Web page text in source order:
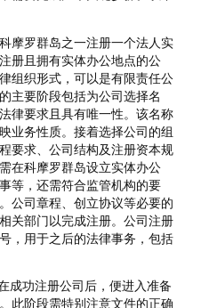
摩罗群岛之一注册一个法人实
册且拥有实体办公地点的公
组织形式，可以是有限责任公
主要阶段包括为公司选择名
律要求且具有唯一性。该名称
业务性质。接着选择公司的组
要求、公司结构及注册资本规
在科摩罗群岛设立实体办公
等，还需符合监管机构的要
公司章程、创立协议等必要的
关部门以完成注册。公司注册
，用于之后的法律事务，包括
成功注册公司后，便进入准备
此阶段需特别注意文件的正确